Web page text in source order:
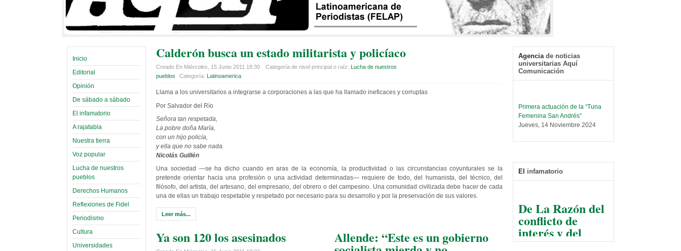
Inicio
Editorial
Opinión
De sábado a sábado
El infamatorio
A rajatabla
Nuestra tierra
Voz popular
Lucha de nuestros
pueblos
Derechos Humanos
Reflexiones de Fidel
Periodismo
Cultura
Universidades
Calderón busca un estado militarista y policíaco
Creado En Miércoles, 15 Junio 2011 18:30 Categoría de nivel principal o raíz: Lucha de nuestros
pueblos
Categoría: Latinoamerica
Llama a los universitarios a integrarse a corporaciones a las que ha llamado ineficaces y corruptas
Por Salvador del Río
Señora tan respetada,
La pobre doña María,
con un hijo policía,
y ella que no sabe nada.
Nicolás Guillén
Una sociedad —se ha dicho cuando en aras de la economía, la productividad o las circunstancias coyunturales se la
pretende orientar hacia una profesión o una actividad determinadas— requiere de todo, del humanista, del técnico, del
filósofo, del artista, del artesano, del empresario, del obrero o del campesino. Una comunidad civilizada debe hacer de cada
una de ellas un trabajo respetable y respetado por necesario para su desarrollo y por la preservación de sus valores.
Leer más...
Ya son 120 los asesinados Allende: “Este es un gobierno
Agencia de noticias
universitarias Aquí
Comunicación
Primera actuación de la “Tuna
Femenina San Andrés”
Jueves, 14 Noviembre 2024
Sábado, 14 Septiembre 2024
taller de software estadístico en
la UMSA
Sábado, 14 Septiembre 2024
El infamatorio
De La Razón del
conflicto de
interés y del
razonable arte